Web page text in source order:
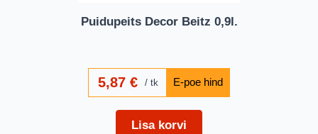
Puidupeits Decor Beitz 0,9l.
5,87€ tk
Lisa korvi